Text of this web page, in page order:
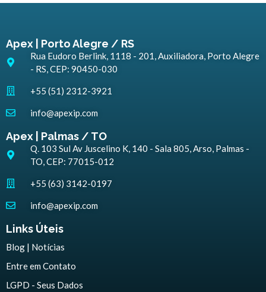
Apex | Porto Alegre / RS
Rua Eudoro Berlink, 1118 - 201, Auxiliadora, Porto Alegre
- RS, CEP: 90450-030
+55 (51) 2312-3921
info@apexip.com
Apex | Palmas / TO
Q. 103 Sul Av Juscelino K, 140 - Sala 805, Arso, Palmas -
TO, CEP: 77015-012
+55 (63) 3142-0197
info@apexip.com
Links Úteis
Blog | Notícias
Entre em Contato
LGPD - Seus Dados